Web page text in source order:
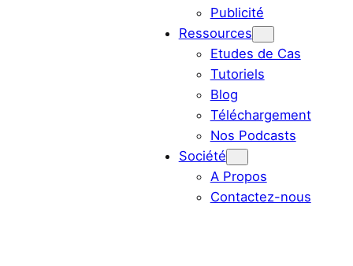
Publicité
Ressources
Etudes de Cas
Tutoriels
Blog
Téléchargement
Nos Podcasts
Société
A Propos
Contactez-nous